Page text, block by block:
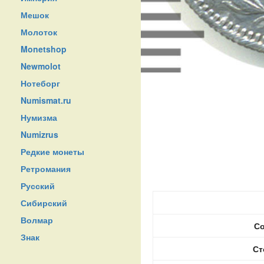
Мешок
Молоток
Monetshop
Newmolot
Нотеборг
Numismat.ru
Нумизма
Numizrus
Редкие монеты
Ретромания
Русский
Сибирский
Волмар
Знак